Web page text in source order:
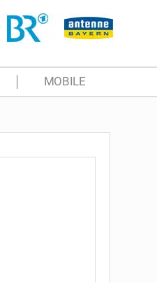
MOBILE